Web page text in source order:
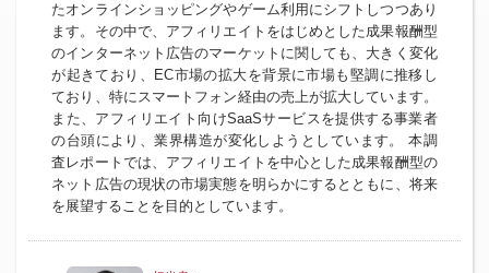
たオンラインショッピングやゲーム利用にシフトしつつあり
ます。その中で、アフィリエイトをはじめとした成果報酬型
のインターネット広告のマーケットに関しても、大きく変化
が起きており、EC市場の拡大を背景に市場も堅調に推移し
ており、特にスマートフォン経由の売上が拡大しています。
また、アフィリエイト向けSaaSサービスを提供する事業者
の台頭により、業界構造が変化しようとしています。 本調
査レポートでは、アフィリエイトを中心とした成果報酬型の
ネット広告の現状の市場実態を明らかにするとともに、将来
を展望することを目的としています。